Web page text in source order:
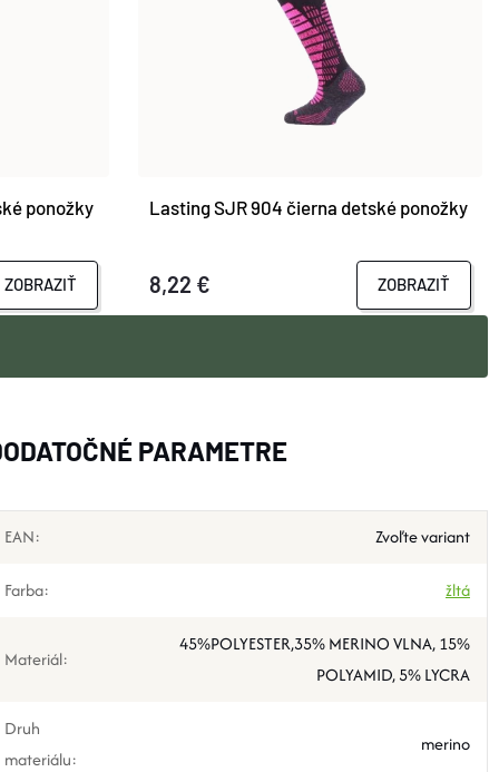
ponožky
ZOBRAZIŤ
Lasting SJR 904 čierna detské ponožky
8,22 € ZOBRAZIŤ
PARAMETRE
EAN: Zvoľte variant
Farba: žltá
Materiál:
45%POLYESTER,35% MERINO VLNA, 15%
POLYAMID, 5% LYCRA
Druh
materiálu:
merino